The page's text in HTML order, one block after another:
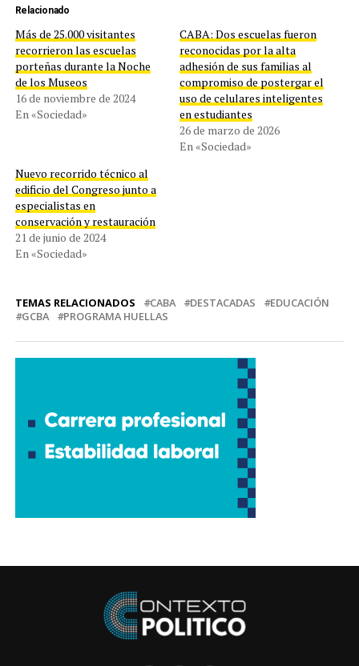
Relacionado
Más de 25.000 visitantes
recorrieron las escuelas
porteñas durante la Noche
de los Museos
16 de noviembre de 2024
En «Sociedad»
CABA: Dos escuelas fueron
reconocidas por la alta
adhesión de sus familias al
compromiso de postergar el
uso de celulares inteligentes
en estudiantes
26 de marzo de 2026
En «Sociedad»
Nuevo recorrido técnico al
edificio del Congreso junto a
especialistas en
conservación y restauración
21 de junio de 2024
En «Sociedad»
TEMAS RELACIONADOS CABA DESTACADAS
EDUCACIÓN
GCBA
PROGRAMA HUELLAS